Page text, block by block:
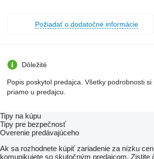
Požiadať o dodatočné informácie
Dôležité
Popis poskytol predajca. Všetky podrobnosti
priamo u predajcu.
Tipy na kúpu
Tipy pre bezpečnosť
Overenie predávajúceho
Ak sa rozhodnete kúpiť zariadenie za nízku
komunikujete so skutočným predajcom. Zistite